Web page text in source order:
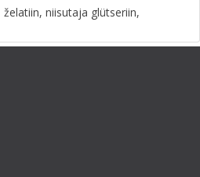
niisutaja glütseriin,